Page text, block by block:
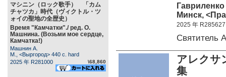
マシニン（ロック歌手） 「カム
チャツカ」時代（ヴィクトル・ツ
ォイの聖地の全歴史）
Время "Камчатки"./ ред. О.
Машнина. (Возьми мое сердце,
Камчатка!)
Машнин А.
М., <Выргород> 440 c. hard
2025 年 R281000
\68,860
Гавриленко
Минск,
2025 年 R285627
Святитель
アレク
集